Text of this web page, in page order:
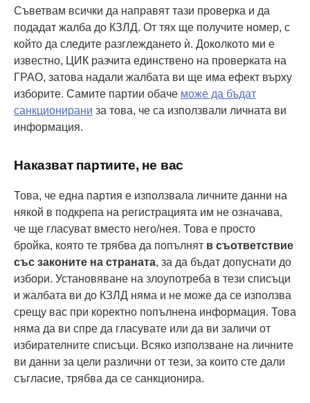
Съветвам всички да направят тази проверка и да
подадат жалба до КЗЛД. От тях ще получите номер, с
който да следите разглеждането ѝ. Доколкото ми е
известно, ЦИК разчита единствено на проверката на
ГРАО, затова надали жалбата ви ще има ефект върху
изборите. Самите партии обаче може да бъдат
санкционирани за това, че са използвали личната ви
информация.
Наказват партиите, не вас
Това, че една партия е използвала личните данни на
някой в подкрепа на регистрацията им не означава,
че ще гласуват вместо него/нея. Това е просто
бройка, която те трябва да попълнят в съответствие
със законите на страната, за да бъдат допуснати до
избори. Установяване на злоупотреба в тези списъци
и жалбата ви до КЗЛД няма и не може да се използва
срещу вас при коректно попълнена информация. Това
няма да ви спре да гласувате или да ви заличи от
избирателните списъци. Всяко използване на личните
ви данни за цели различни от тези, за които сте дали
съгласие, трябва да се санкционира.